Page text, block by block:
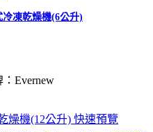
凍乾燥機(6公升)
Evernew
快速預覽